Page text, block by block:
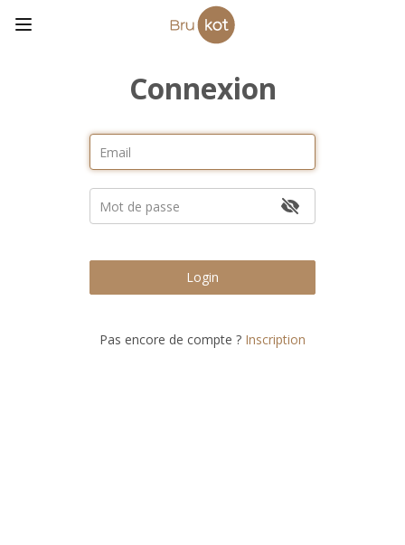
Connexion
Login
Pas encore de compte ? Inscription